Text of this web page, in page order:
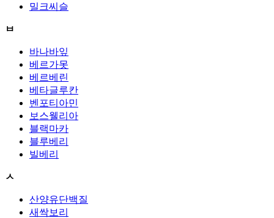
밀크씨슬
ㅂ
바나바잎
베르가못
베르베린
베타글루칸
벤포티아민
보스웰리아
블랙마카
블루베리
빌베리
ㅅ
산양유단백질
새싹보리